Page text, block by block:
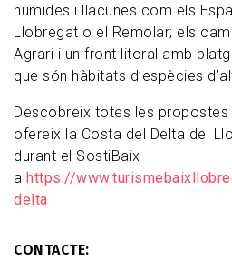
humides i llacunes com els
Llobregat o el Remolar; els
Agrari i un front litoral amb
que són hàbitats d’espècies
Descobreix totes les
ofereix la Costa del Delta del
durant el SostiBaix
a https://
delta
CONTACTE